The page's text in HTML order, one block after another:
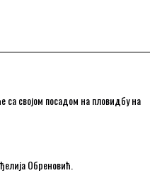
са својом посадом на пловидбу на
Обреновић.